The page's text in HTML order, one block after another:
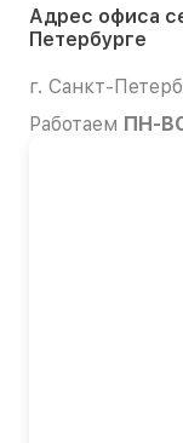
Адрес офиса
Петербурге
г. Санкт-
Работаем ПН-